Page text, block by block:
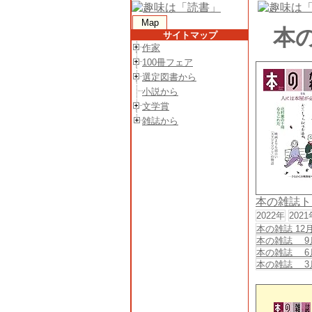
Map
サイトマップ
作家
100冊フェア
選定図書から
小説から
文学賞
雑誌から
本
本の雑誌
2022年 2021
本の雑誌 12
本の雑誌 9
本の雑誌 6
本の雑誌 3